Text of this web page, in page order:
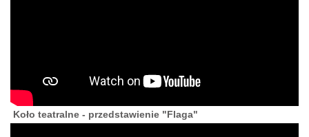
Koło teatralne - przedstawienie "Flaga"